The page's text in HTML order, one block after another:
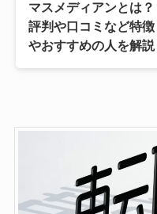
マスメディアンとは？
評判や口コミなど特徴
やおすすめの人を解説